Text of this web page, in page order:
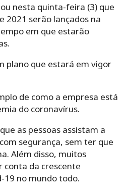
nesta quinta-feira (3) que
2021 serão lançados na
em que estarão
plano que estará em vigor
de como a empresa está
do coronavírus.
as pessoas assistam a
segurança, sem ter que
Além disso, muitos
conta da crescente
19 no mundo todo.